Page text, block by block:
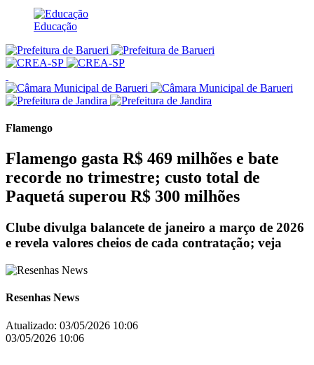
Educação
Flamengo
Flamengo gasta R$ 469 milhões e bate
recorde no trimestre; custo total de
Paquetá superou R$ 300 milhões
Clube divulga balancete de janeiro a março de 2026
e revela valores cheios de cada contratação; veja
Resenhas News
Atualizado: 03/05/2026 10:06
03/05/2026 10:06